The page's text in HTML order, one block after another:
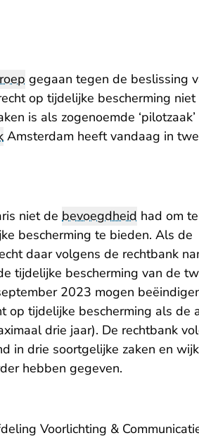
gegaan tegen de beslissing
op tijdelijke bescherming
is als zogenoemde
Amsterdam heeft vandaag in
niet de bevoegdheid had om
bescherming te bieden. Als de
daar volgens de rechtbank
tijdelijke bescherming van de
2023 mogen
op tijdelijke bescherming als de
drie jaar). De rechtbank
in drie soortgelijke zaken en
hebben gegeven.
Voorlichting &